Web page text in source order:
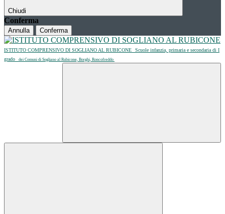
Chiudi
Conferma
Annulla Conferma
ISTITUTO COMPRENSIVO DI SOGLIANO AL RUBICONE
Scuole infanzia, primaria e secondaria di I
grado
dei Comuni di Sogliano al Rubicone, Borghi, Roncofreddo